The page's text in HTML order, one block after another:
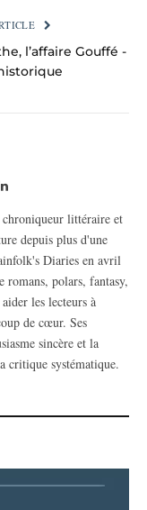
l’affaire Gouffé -
LinkedIn
littéraire et
depuis plus d'une
Diaries en avril
romans, polars, fantasy,
les lecteurs à
de cœur. Ses
sincère et la
critique systématique.